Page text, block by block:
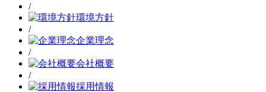
/
環境方針
/
企業理念
/
会社概要
/
採用情報